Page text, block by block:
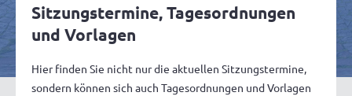
Sitzungstermine, Tagesordnungen
und Vorlagen
Hier finden Sie nicht nur die aktuellen Sitzungstermine,
sondern können sich auch Tagesordnungen und Vorlagen